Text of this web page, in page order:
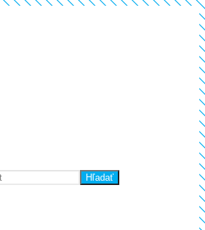
Hľadať